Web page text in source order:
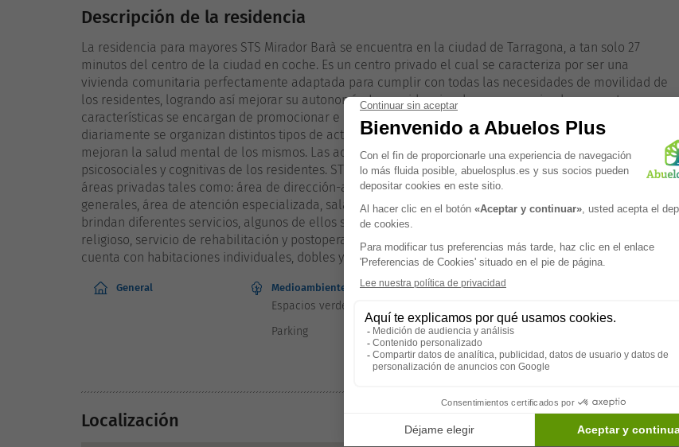
Descripción de la residencia
La residencia para mayores STS Mirador Barà se encuentra en la ciudad de Tarragona, a tan solo 27
minutos del centro de la ciudad en coche. Es un centro privado el cual se caracteriza por ser una
vivienda comunitaria perfectamente adaptada para cumplir con todas las necesidades de movilidad de
los residentes, logrando así mejorar su autonomía. Las residencias de mayores privadas con estas
características se encargan de promocionar e impulsar la vida social de los ancianos. Por lo tanto
diariamente se organizan distintos tipos de actividades las cuales impulsan la socialización entre ellos y
mejoran la salud mental de los mismos. Las actividades tienen el objetivo de desarrollar las capacidades
psicosociales y cognitivas de los residentes. STS Mirador Barà es una residencia para mayores, cuenta con
áreas privadas tales como: área de dirección-administración, área residencial, área de servicios
generales, área de atención especializada, sala de convivencia, capilla, jardín y gimnasio. También
brindan diferentes servicios, algunos de ellos son: estancias diurnas, temporales y permanentes, servicio
religioso, servicio de rehabilitación y postoperatorio, fisioterapia y terapia ocupacional. La residencia
cuenta con habitaciones individuales, dobles y baños adaptados para todos sus residentes.
General Medioambiente
Espacios verdes
Parking
Paramédico
Terapia
ocupacional
Psicomotricista
Localización